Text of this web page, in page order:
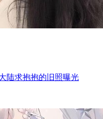
陆求抱抱的旧照曝光